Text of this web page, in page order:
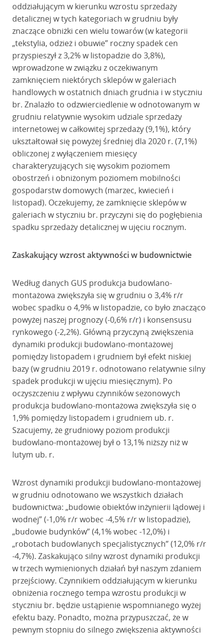
oddziałującym w kierunku wzrostu sprzedaży
detalicznej w tych kategoriach w grudniu były
znaczące obniżki cen wielu towarów (w kategorii
„tekstylia, odzież i obuwie” roczny spadek cen
przyspieszył z 3,2% w listopadzie do 3,8%),
wprowadzone w związku z oczekiwanym
zamknięciem niektórych sklepów w galeriach
handlowych w ostatnich dniach grudnia i w styczniu
br. Znalazło to odzwierciedlenie w odnotowanym w
grudniu relatywnie wysokim udziale sprzedaży
internetowej w całkowitej sprzedaży (9,1%), który
ukształtował się powyżej średniej dla 2020 r. (7,1%)
obliczonej z wyłączeniem miesięcy
charakteryzujących się wysokim poziomem
obostrzeń i obniżonym poziomem mobilności
gospodarstw domowych (marzec, kwiecień i
listopad). Oczekujemy, że zamknięcie sklepów w
galeriach w styczniu br. przyczyni się do pogłębienia
spadku sprzedaży detalicznej w ujęciu rocznym.
Zaskakujący wzrost aktywności w budownictwie
Według danych GUS produkcja budowlano-
montażowa zwiększyła się w grudniu o 3,4% r/r
wobec spadku o 4,9% w listopadzie, co było znacząco
powyżej naszej prognozy (-0,6% r/r) i konsensusu
rynkowego (-2,2%). Główną przyczyną zwiększenia
dynamiki produkcji budowlano-montażowej
pomiędzy listopadem i grudniem był efekt niskiej
bazy (w grudniu 2019 r. odnotowano relatywnie silny
spadek produkcji w ujęciu miesięcznym). Po
oczyszczeniu z wpływu czynników sezonowych
produkcja budowlano-montażowa zwiększyła się o
1,9% pomiędzy listopadem i grudniem ub. r.
Szacujemy, że grudniowy poziom produkcji
budowlano-montażowej był o 13,1% niższy niż w
lutym ub. r.
Wzrost dynamiki produkcji budowlano-montażowej
w grudniu odnotowano we wszystkich działach
budownictwa: „budowie obiektów inżynierii lądowej i
wodnej” (-1,0% r/r wobec -4,5% r/r w listopadzie),
„budowie budynków” (4,1% wobec -12,0%) i
„robotach budowlanych specjalistycznych” (12,0% r/r
-4,7%). Zaskakująco silny wzrost dynamiki produkcji
w trzech wymienionych działań był naszym zdaniem
przejściowy. Czynnikiem oddziałującym w kierunku
obniżenia rocznego tempa wzrostu produkcji w
styczniu br. będzie ustąpienie wspomnianego wyżej
efektu bazy. Ponadto, można przypuszczać, że w
pewnym stopniu do silnego zwiększenia aktywności